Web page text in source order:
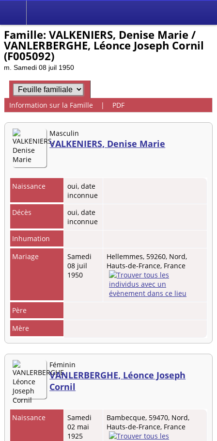
Famille: VALKENIERS, Denise Marie /
VANLERBERGHE, Léonce Joseph Cornil
(F005092)
m. Samedi 08 juil 1950
Information sur la Famille | PDF
Masculin
VALKENIERS, Denise Marie
Naissance
oui, date
inconnue
Décès
oui, date
inconnue
Inhumation
Mariage
Samedi
08 juil
1950
Hellemmes, 59260, Nord,
Hauts-de-France, France
Père
Mère
Féminin
VANLERBERGHE, Léonce Joseph
Cornil
Naissance
Samedi
02 mai
1925
Bambecque, 59470, Nord,
Hauts-de-France, France